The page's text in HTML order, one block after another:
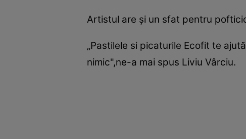
Artistul are şi un sfat pentru
„Pastilele si picaturile Ecofit te
nimic",ne-a mai spus Liviu Vârciu.